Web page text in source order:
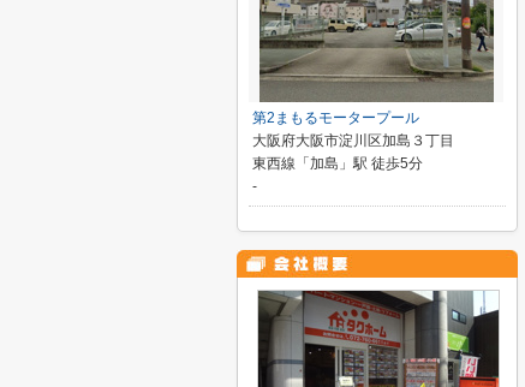
第2まもるモータープール
大阪府大阪市淀川区加島３丁目
東西線「加島」駅 徒歩5分
-